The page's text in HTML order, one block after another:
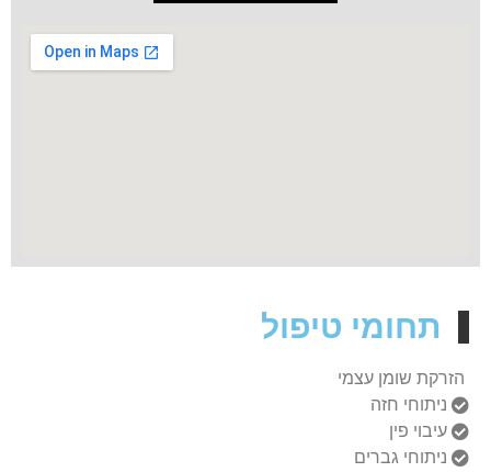
תחומי טיפול
הזרקת שומן עצמי
ניתוחי חזה
עיבוי פין
ניתוחי גברים